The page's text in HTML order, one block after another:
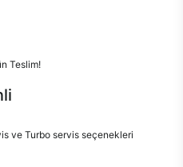
Teslim!
ve Turbo servis seçenekleri